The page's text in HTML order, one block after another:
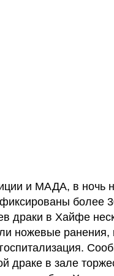
и МАДА, в ночь
более
драки в Хайфе
ножевые ранения,
драке в зале